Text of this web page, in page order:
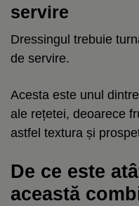
servire
Dressingul trebuie
de servire.
Acesta este unul
ale rețetei, deoarece
astfel textura și
De ce este
această